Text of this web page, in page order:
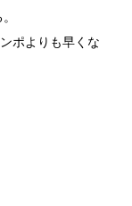
ポよりも早くな